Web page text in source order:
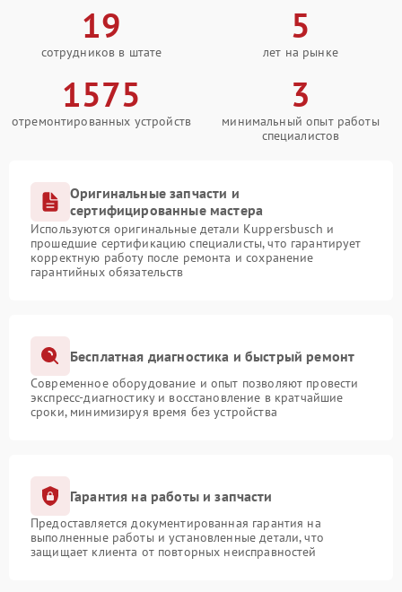
19
сотрудников в штате
5
лет на рынке
1575
отремонтированных устройств
3
минимальный опыт работы
специалистов
Оригинальные запчасти и
сертифицированные мастера
Используются оригинальные детали Kuppersbusch и
прошедшие сертификацию специалисты, что гарантирует
корректную работу после ремонта и сохранение
гарантийных обязательств
Бесплатная диагностика и быстрый ремонт
Современное оборудование и опыт позволяют провести
экспресс-диагностику и восстановление в кратчайшие
сроки, минимизируя время без устройства
Гарантия на работы и запчасти
Предоставляется документированная гарантия на
выполненные работы и установленные детали, что
защищает клиента от повторных неисправностей